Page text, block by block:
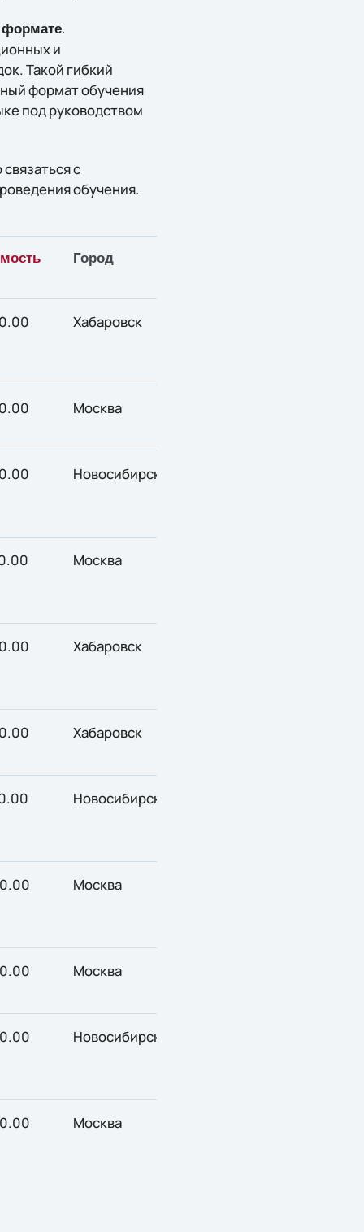
.
и
Такой гибкий
формат обучения
под руководством
с
обучения.
Город
Хабаровск
Москва
Новосибирск
Москва
Хабаровск
Хабаровск
Новосибирск
Москва
Москва
Новосибирск
Москва